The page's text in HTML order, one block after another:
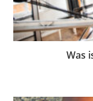
Was